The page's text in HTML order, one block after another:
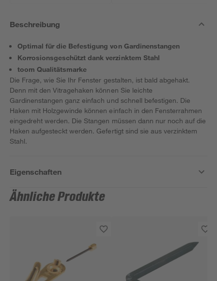
Beschreibung
Optimal für die Befestigung von Gardinenstangen
Korrosionsgeschützt dank verzinktem Stahl
toom Qualitätsmarke
Die Frage, wie Sie Ihr Fenster gestalten, ist bald abgehakt.
Denn mit den Vitragehaken können Sie leichte
Gardinenstangen ganz einfach und schnell befestigen. Die
Haken mit Holzgewinde können einfach in den Fensterrahmen
eingedreht werden. Die Stangen müssen dann nur noch auf die
Haken aufgesteckt werden. Gefertigt sind sie aus verzinktem
Stahl.
Eigenschaften
Ähnliche Produkte